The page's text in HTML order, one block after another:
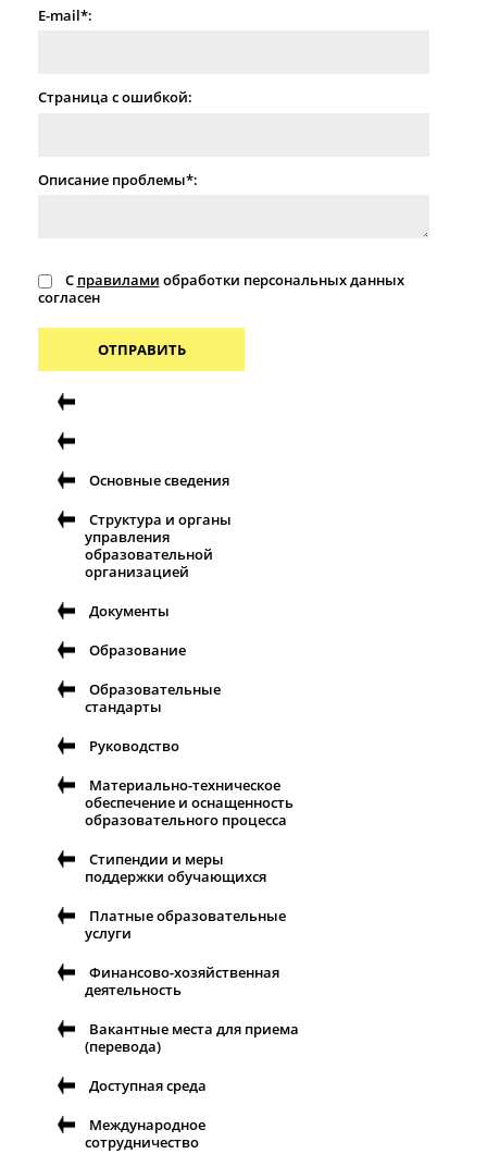
E-mail*:
Страница с ошибкой:
Описание проблемы*:
С правилами обработки персональных данных
согласен
ОТПРАВИТЬ
Основные сведения
Структура и органы
управления
образовательной
организацией
Документы
Образование
Образовательные
стандарты
Руководство
Материально-техническое
обеспечение и оснащенность
образовательного процесса
Стипендии и меры
поддержки обучающихся
Платные образовательные
услуги
Финансово-хозяйственная
деятельность
Вакантные места для приема
(перевода)
Доступная среда
Международное
сотрудничество